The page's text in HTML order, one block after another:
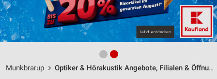
Munkbrarup Optiker & Hörakustik Angebote, Filialen & Öffnungszeiten